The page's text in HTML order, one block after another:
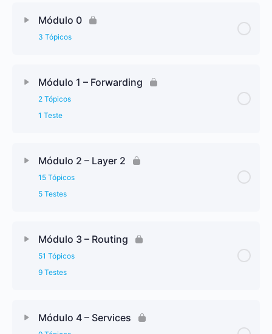
Módulo 0
3 Tópicos
Módulo 1 – Forwarding
2 Tópicos
1 Teste
Módulo 2 – Layer 2
15 Tópicos
5 Testes
Módulo 3 – Routing
51 Tópicos
9 Testes
Módulo 4 – Services